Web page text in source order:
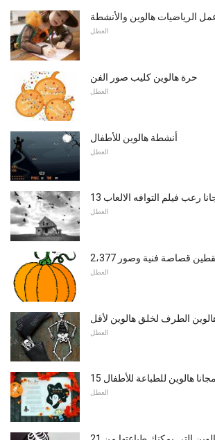
العطل
حرة هالوين كليب صور الفن
العطل
أنشطة هالوين للأطفال
العطل
مجانا رعب فيلم التوافه الالعاب
العطل
اليقطين قصاصة فنية وصور
العطل
الطرف لخلق هالوين لأقل
العطل
15 مجانا هالوين للطباعة للأطفال
العطل